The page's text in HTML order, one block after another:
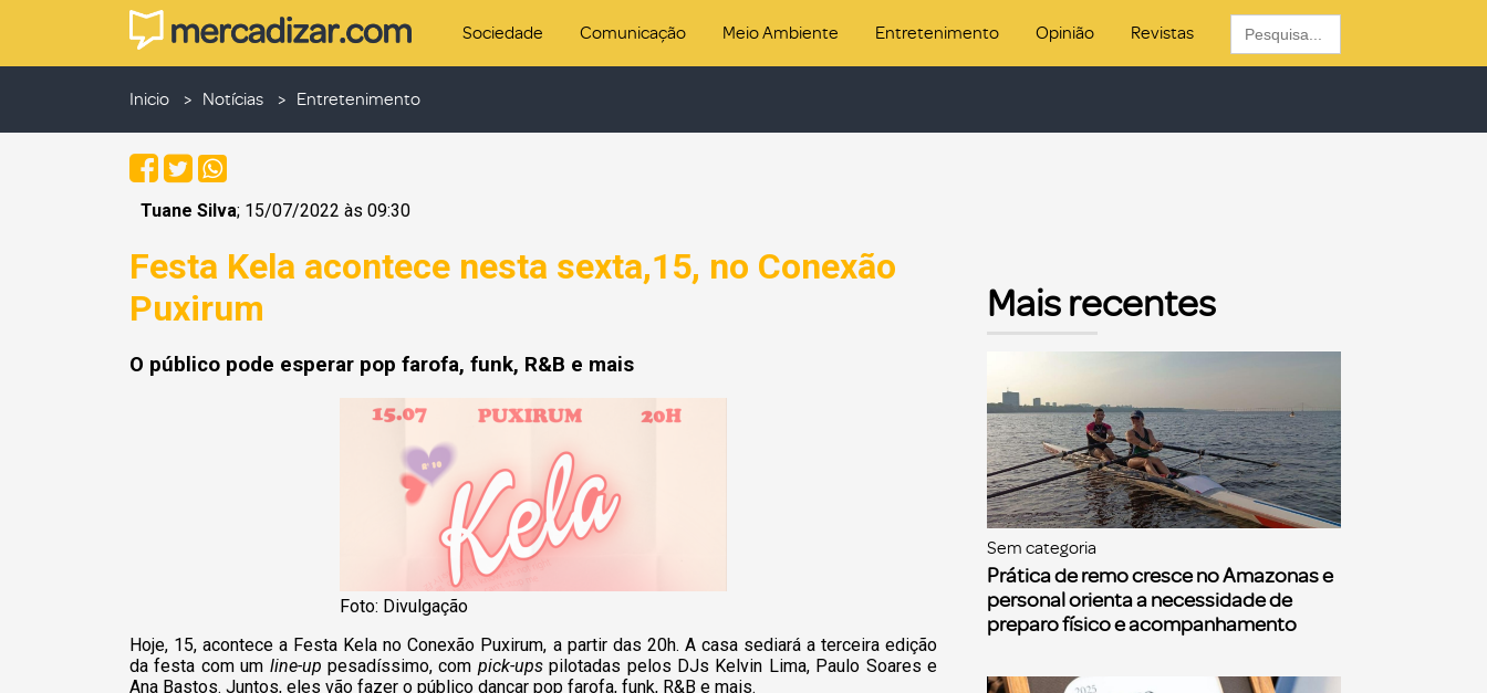
Sociedade Comunicação Meio Ambiente Entretenimento Opinião Revistas
Search
for:
Inicio Notícias Entretenimento
Tuane Silva; 15/07/2022 às 09:30
Festa Kela acontece nesta sexta,15, no Conexão
Puxirum
O público pode esperar pop farofa, funk, R&B e mais
Foto: Divulgação
Hoje, 15, acontece a Festa Kela no Conexão Puxirum, a partir das 20h. A casa sediará a terceira edição
da festa com um line-up pesadíssimo, com pick-upspilotadas pelos DJs Kelvin Lima, Paulo Soares e
Ana Bastos. Juntos, eles vão fazer o público dançar pop farofa, funk, R&B e mais.
Mais recentes
Sem categoria
Prática de remo cresce no Amazonas e
personal orienta a necessidade de
preparo físico e acompanhamento